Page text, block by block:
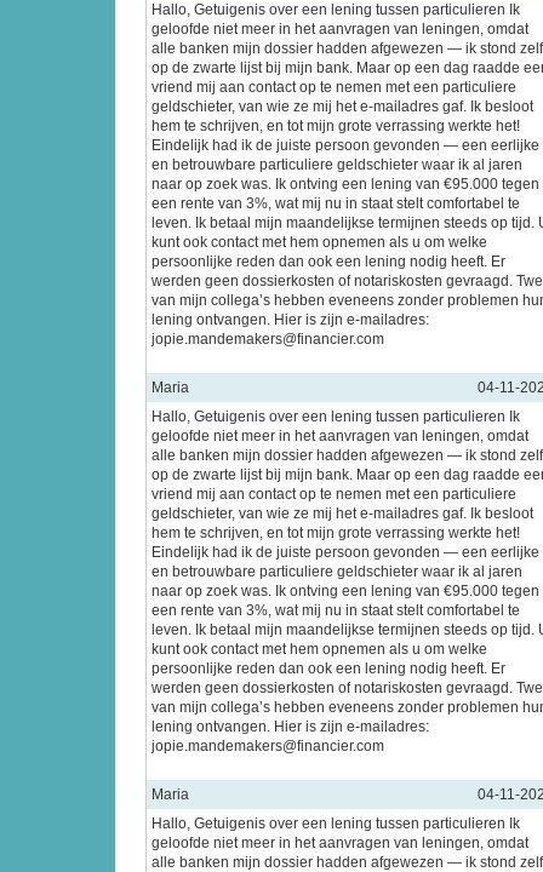
Hallo, Getuigenis over een lening tussen particulieren Ik
geloofde niet meer in het aanvragen van leningen, omdat
alle banken mijn dossier hadden afgewezen — ik stond
op de zwarte lijst bij mijn bank. Maar op een dag raadde
vriend mij aan contact op te nemen met een particuliere
geldschieter, van wie ze mij het e-mailadres gaf. Ik besloot
hem te schrijven, en tot mijn grote verrassing werkte het!
Eindelijk had ik de juiste persoon gevonden — een eerlijke
en betrouwbare particuliere geldschieter waar ik al jaren
naar op zoek was. Ik ontving een lening van €95.000 tegen
een rente van 3%, wat mij nu in staat stelt comfortabel te
leven. Ik betaal mijn maandelijkse termijnen steeds op tijd.
kunt ook contact met hem opnemen als u om welke
persoonlijke reden dan ook een lening nodig heeft. Er
werden geen dossierkosten of notariskosten gevraagd.
van mijn collega’s hebben eveneens zonder problemen
lening ontvangen. Hier is zijn e-mailadres:
jopie.mandemakers@financier.com
Maria
04-11-
Hallo, Getuigenis over een lening tussen particulieren Ik
geloofde niet meer in het aanvragen van leningen, omdat
alle banken mijn dossier hadden afgewezen — ik stond
op de zwarte lijst bij mijn bank. Maar op een dag raadde
vriend mij aan contact op te nemen met een particuliere
geldschieter, van wie ze mij het e-mailadres gaf. Ik besloot
hem te schrijven, en tot mijn grote verrassing werkte het!
Eindelijk had ik de juiste persoon gevonden — een eerlijke
en betrouwbare particuliere geldschieter waar ik al jaren
naar op zoek was. Ik ontving een lening van €95.000 tegen
een rente van 3%, wat mij nu in staat stelt comfortabel te
leven. Ik betaal mijn maandelijkse termijnen steeds op tijd.
kunt ook contact met hem opnemen als u om welke
persoonlijke reden dan ook een lening nodig heeft. Er
werden geen dossierkosten of notariskosten gevraagd.
van mijn collega’s hebben eveneens zonder problemen
lening ontvangen. Hier is zijn e-mailadres:
jopie.mandemakers@financier.com
Maria
04-11-
Hallo, Getuigenis over een lening tussen particulieren Ik
geloofde niet meer in het aanvragen van leningen, omdat
alle banken mijn dossier hadden afgewezen — ik stond